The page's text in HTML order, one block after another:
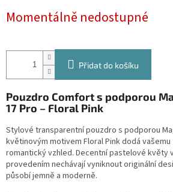
cena:
Momentálně nedostupné
Přidat do košíku
Pouzdro Comfort s podporou
17 Pro – Floral Pink
Stylové transparentní pouzdro s podporou
květinovým motivem Floral Pink dodá
romantický vzhled. Decentní pastelové květy
provedením nechávají vyniknout originální
působí jemně a moderně.